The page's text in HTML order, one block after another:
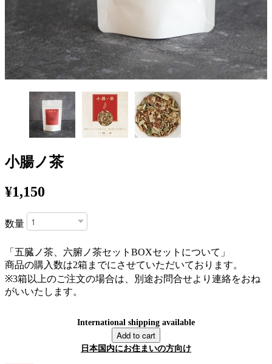
小腸ノ茶
¥1,150
数量
「五臓ノ茶、六腑ノ茶セットBOXセットについて」
商品の購入数は2箱までにさせていただいております。
※3箱以上のご注文の場合は、別途お問合せより連絡をおね
がいいたします。
International shipping available
Add to cart
日本国内にお住まいの方向け